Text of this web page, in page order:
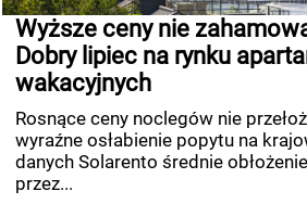
Wyższe ceny nie
Dobry lipiec na rynku
wakacyjnych
Rosnące ceny noclegów nie
wyraźne osłabienie popytu na
danych Solarento średnie
przez...